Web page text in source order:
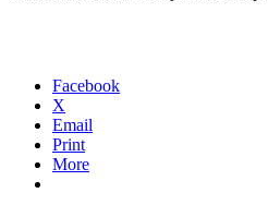
Facebook
X
Email
Print
More